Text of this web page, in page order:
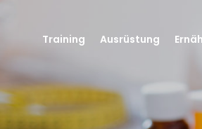
Training Ausrüstung